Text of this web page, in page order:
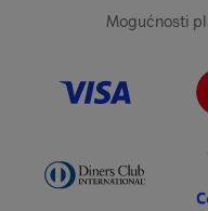
Mogućnosti